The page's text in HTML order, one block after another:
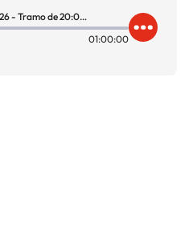
Del 40 al 1 (12/07/2026 - Tramo de 20:00 a 21:00)
01:00:00